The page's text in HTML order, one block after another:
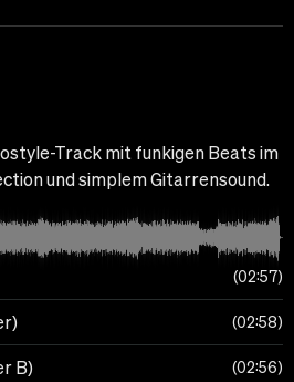
Track mit funkigen Beats im
und simplem Gitarrensound.
02:57
02:58
B) 02:56